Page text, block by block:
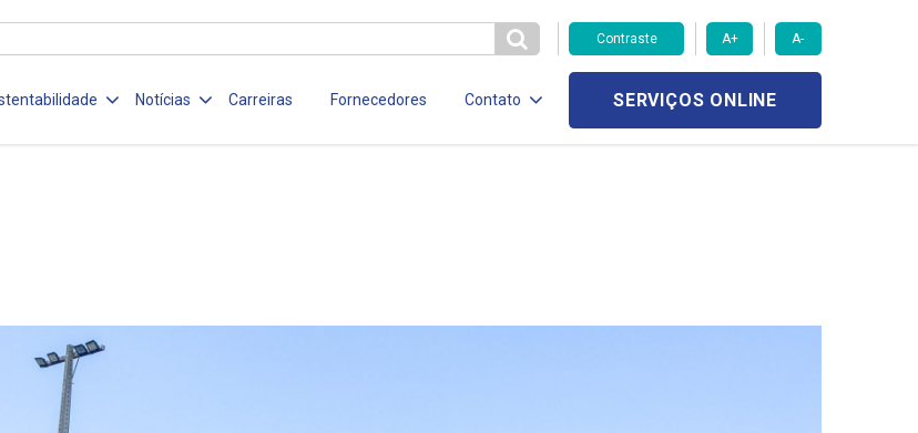
Contraste A+ A-
Notícias Carreiras Fornecedores Contato SERVIÇOS ONLINE